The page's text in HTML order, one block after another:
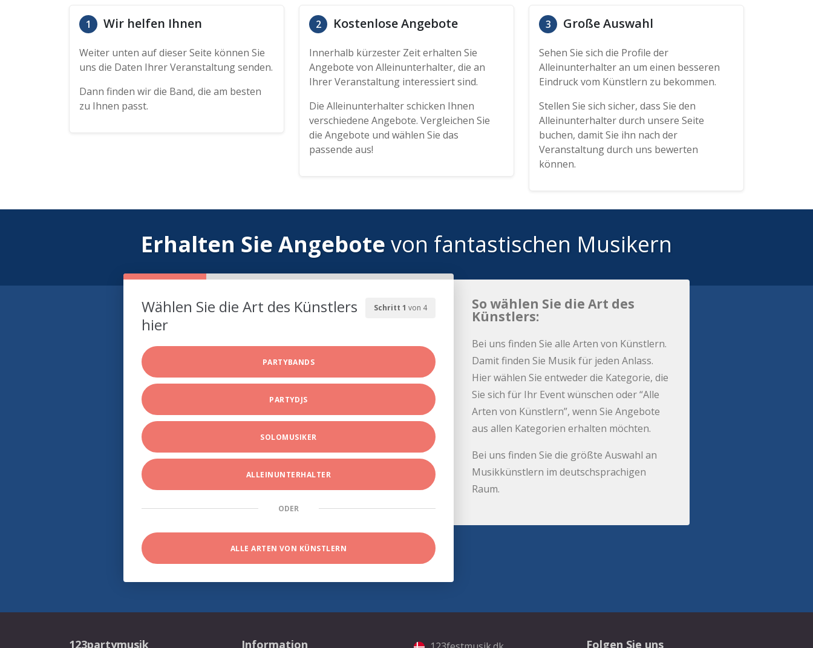
1 Wir helfen Ihnen
Weiter unten auf dieser Seite können Sie
uns die Daten Ihrer Veranstaltung senden.
Dann finden wir die Band, die am besten
zu Ihnen passt.
2 Kostenlose Angebote
Innerhalb kürzester Zeit erhalten Sie
Angebote von Alleinunterhalter, die an
Ihrer Veranstaltung interessiert sind.
Die Alleinunterhalter schicken Ihnen
verschiedene Angebote. Vergleichen Sie
die Angebote und wählen Sie das
passende aus!
3 Große Auswahl
Sehen Sie sich die Profile der
Alleinunterhalter an um einen besseren
Eindruck vom Künstlern zu bekommen.
Stellen Sie sich sicher, dass Sie den
Alleinunterhalter durch unsere Seite
buchen, damit Sie ihn nach der
Veranstaltung durch uns bewerten
können.
Erhalten Sie Angebote von fantastischen Musikern
Schritt 1 von 4
Wählen Sie die Art des Künstlers
hier
PARTYBANDS
PARTYDJS
SOLOMUSIKER
ALLEINUNTERHALTER
ODER
ALLE ARTEN VON KÜNSTLERN
So wählen Sie die Art des
Künstlers:
Bei uns finden Sie alle Arten von Künstlern.
Damit finden Sie Musik für jeden Anlass.
Hier wählen Sie entweder die Kategorie, die
Sie sich für Ihr Event wünschen oder “Alle
Arten von Künstlern”, wenn Sie Angebote
aus allen Kategorien erhalten möchten.
Bei uns finden Sie die größte Auswahl an
Musikkünstlern im deutschsprachigen
Raum.
123partymusik Information Folgen Sie uns